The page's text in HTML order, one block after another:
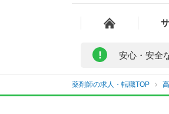
! 安心・安全
薬剤師の求人・転職TOP